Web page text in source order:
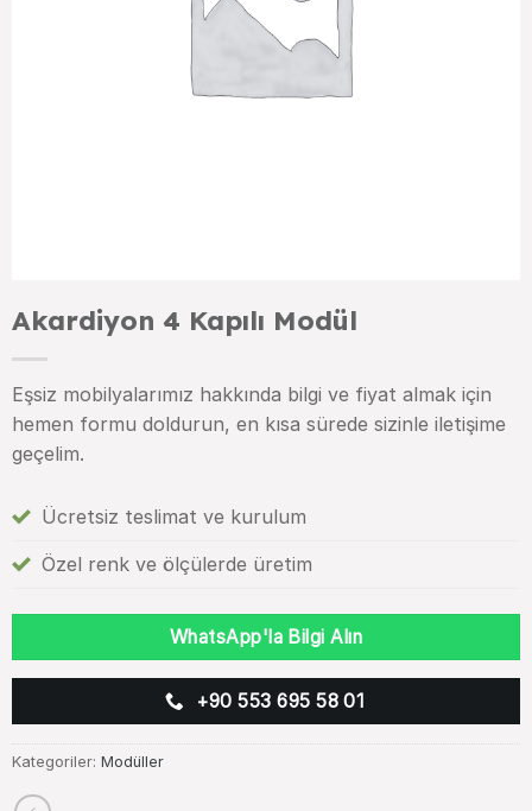
Akardiyon 4 Kapılı Modül
Eşsiz mobilyalarımız hakkında bilgi ve fiyat almak için
hemen formu doldurun, en kısa sürede sizinle iletişime
geçelim.
Ücretsiz teslimat ve kurulum
Özel renk ve ölçülerde üretim
WhatsApp'la Bilgi Alın
+90 553 695 58 01
Kategoriler: Modüller